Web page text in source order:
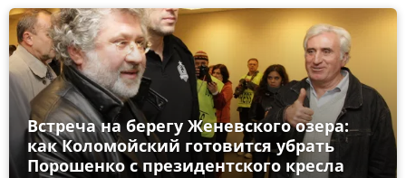
Встреча на берегу Женевского озера:
как Коломойский готовится убрать
Порошенко с президентского кресла